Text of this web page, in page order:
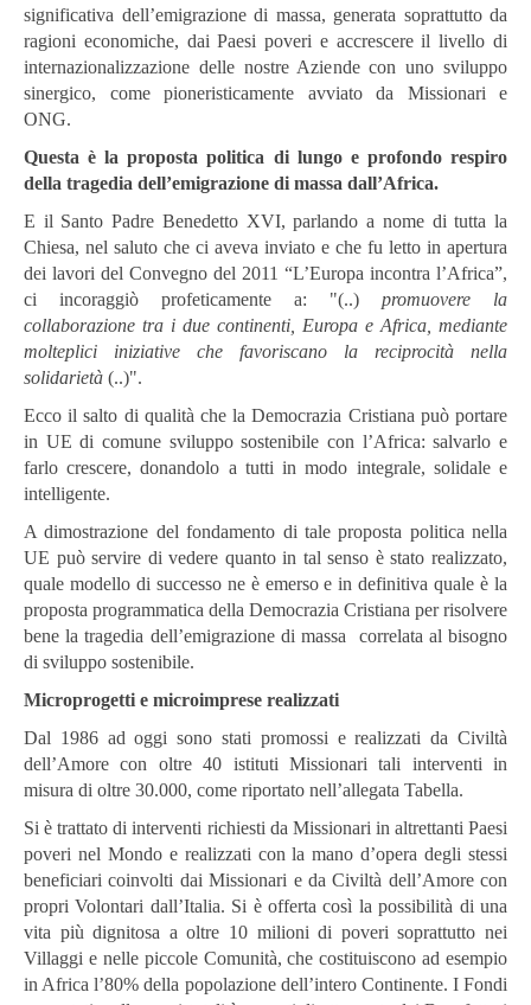
significativa dell’emigrazione di massa, generata soprattutto da
ragioni economiche, dai Paesi poveri e accrescere il livello di
internazionalizzazione delle nostre Aziende con uno sviluppo
sinergico, come pioneristicamente avviato da Missionari e
ONG.
Questa è la proposta politica di lungo e profondo respiro
della tragedia dell’emigrazione di massa dall’Africa.
E il Santo Padre Benedetto XVI, parlando a nome di tutta la
Chiesa, nel saluto che ci aveva inviato e che fu letto in apertura
dei lavori del Convegno del 2011 “L’Europa incontra l’Africa”,
ci incoraggiò profeticamente a: "(..) promuovere la
collaborazione tra i due continenti, Europa e Africa, mediante
molteplici iniziative che favoriscano la reciprocità nella
solidarietà (..)".
Ecco il salto di qualità che la Democrazia Cristiana può portare
in UE di comune sviluppo sostenibile con l’Africa: salvarlo e
farlo crescere, donandolo a tutti in modo integrale, solidale e
intelligente.
A dimostrazione del fondamento di tale proposta politica nella
UE può servire di vedere quanto in tal senso è stato realizzato,
quale modello di successo ne è emerso e in definitiva quale è la
proposta programmatica della Democrazia Cristiana per risolvere
bene la tragedia dell’emigrazione di massa correlata al bisogno
di sviluppo sostenibile.
Microprogetti e microimprese realizzati
Dal 1986 ad oggi sono stati promossi e realizzati da Civiltà
dell’Amore con oltre 40 istituti Missionari tali interventi in
misura di oltre 30.000, come riportato nell’allegata Tabella.
Si è trattato di interventi richiesti da Missionari in altrettanti Paesi
poveri nel Mondo e realizzati con la mano d’opera degli stessi
beneficiari coinvolti dai Missionari e da Civiltà dell’Amore con
propri Volontari dall’Italia. Si è offerta così la possibilità di una
vita più dignitosa a oltre 10 milioni di poveri soprattutto nei
Villaggi e nelle piccole Comunità, che costituiscono ad esempio
in Africa l’80% della popolazione dell’intero Continente. I Fondi